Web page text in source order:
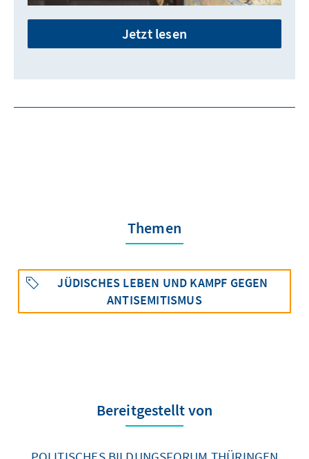
Jetzt lesen
Themen
JÜDISCHES LEBEN UND KAMPF GEGEN
ANTISEMITISMUS
Bereitgestellt von